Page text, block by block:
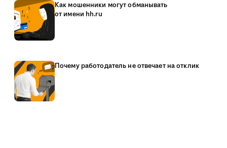
Как мошенники могут обманывать
от имени hh.ru
Почему работодатель не отвечает на отклик